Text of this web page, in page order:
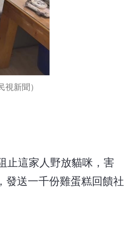
新聞）
止這家人野放貓咪，害
送一千份雞蛋糕回饋社